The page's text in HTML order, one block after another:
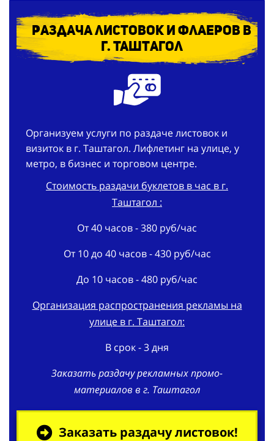
Раздача листовок и флаеров в
г. Таштагол
Организуем услуги по раздаче листовок и
визиток в г. Таштагол. Лифлетинг на улице, у
метро, в бизнес и торговом центре.
Стоимость раздачи буклетов в час в г.
Таштагол :
От 40 часов - 380 руб/час
От 10 до 40 часов - 430 руб/час
До 10 часов - 480 руб/час
Организация распространения рекламы на
улице в г. Таштагол:
В срок - 3 дня
Заказать раздачу рекламных промо-
материалов в г. Таштагол
Заказать раздачу листовок!